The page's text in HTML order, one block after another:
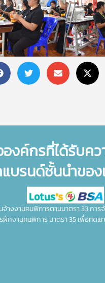
องค์กรที่ได้รับคว
บรนด์ชั้นนำของ
จ้างงานคนพิการตามมาตรา 33 การ
ฝึกงานคนพิการ มาตรา 35 เพื่อทดแ